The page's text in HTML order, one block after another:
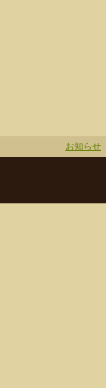
お知らせ